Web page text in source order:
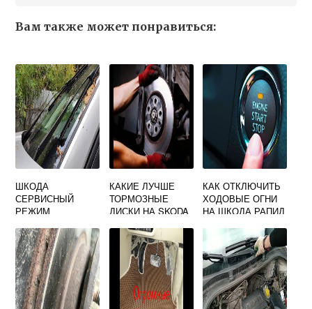
Вам также может понравиться:
ШКОДА
СЕРВИСНЫЙ
РЕЖИМ
КАКИЕ ЛУЧШЕ
ТОРМОЗНЫЕ
ДИСКИ НА SKODA
КАК ОТКЛЮЧИТЬ
ХОДОВЫЕ ОГНИ
НА ШКОДА РАПИД